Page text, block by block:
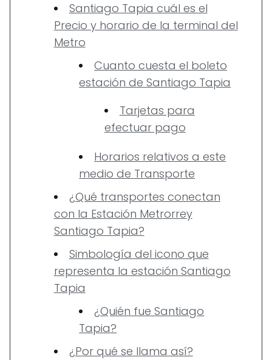
Santiago Tapia cuál es el
Precio y horario de la terminal del
Metro
Cuanto cuesta el boleto
estación de Santiago Tapia
Tarjetas para
efectuar pago
Horarios relativos a este
medio de Transporte
¿Qué transportes conectan
con la Estación Metrorrey
Santiago Tapia?
Simbología del icono que
representa la estación Santiago
Tapia
¿Quién fue Santiago
Tapia?
¿Por qué se llama así?